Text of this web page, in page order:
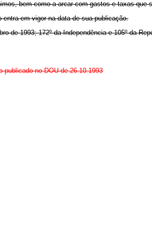
bem como a arcar com gastos e taxas que
entra em vigor na data de sua publicação.
de 1993; 172º da Independência e 105º da
publicado no DOU de 26.10.1993